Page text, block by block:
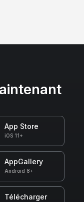
App Store
iOS 11+
AppGallery
Android 8+
Télécharger